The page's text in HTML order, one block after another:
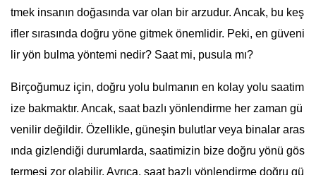
tmek insanın doğasında var olan bir arzudur. Ancak, bu keş
ifler sırasında doğru yöne gitmek önemlidir. Peki, en güveni
lir yön bulma yöntemi nedir? Saat mi, pusula mı?
Birçoğumuz için, doğru yolu bulmanın en kolay yolu saatim
ize bakmaktır. Ancak, saat bazlı yönlendirme her zaman gü
venilir değildir. Özellikle, güneşin bulutlar veya binalar aras
ında gizlendiği durumlarda, saatimizin bize doğru yönü gös
termesi zor olabilir. Ayrıca, saat bazlı yönlendirme doğru gü